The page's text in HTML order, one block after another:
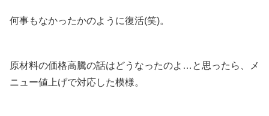
何事もなかったかのように復活(笑)。
原材料の価格高騰の話はどうなったのよ…と思ったら、メ
ニュー値上げで対応した模様。